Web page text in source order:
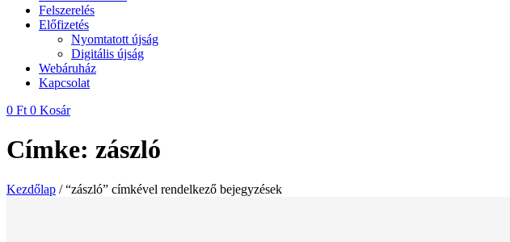
Felszerelés
Előfizetés
Nyomtatott újság
Digitális újság
Webáruház
Kapcsolat
0 Ft 0 Kosár
Címke: zászló
Kezdőlap / “zászló” címkével rendelkező bejegyzések